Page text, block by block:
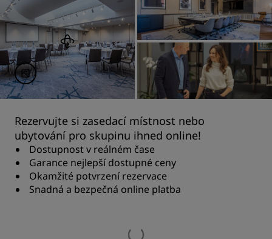
Rezervujte si zasedací místnost nebo
ubytování pro skupinu ihned online!
Dostupnost v reálném čase
Garance nejlepší dostupné ceny
Okamžité potvrzení rezervace
Snadná a bezpečná online platba